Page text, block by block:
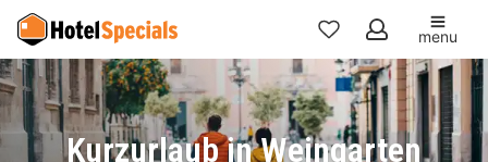
Meine
Favoriten
menu
Kurzurlaub in Weingarten